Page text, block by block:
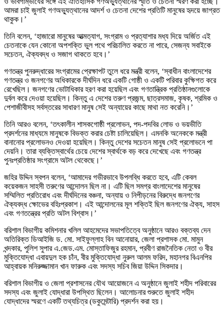
আমরা চাই জুলাই গণঅভ্যুত্থানের আদর্শ ও চেতনা দেশের প্রতিটি মানুষের হৃদয়ে জাগ্রত
থাকুক।’
তিনি বলেন, ‘হাজারো মানুষের আত্মত্যাগ, সংগ্রাম ও প্রত্যাশার মধ্য দিয়ে অর্জিত এই
চেতনাকে যেন কোনো অপশক্তি ভুল পথে পরিচালিত করতে না পারে, সেজন্য সবাইকে
সচেতন, ঐক্যবদ্ধ ও সজাগ থাকতে হবে।’
গণতন্ত্র পুনরুদ্ধারের সংগ্রামের প্রেক্ষাপট তুলে ধরে মন্ত্রী বলেন, ‘স্বাধীন বাংলাদেশের
গণতন্ত্র ও জনগণের অধিকারকে দীর্ঘদিন ধরে একটি গোষ্ঠী ও একটি পরিবার কুক্ষিগত করে
রেখেছিল। জনগণের ভোটাধিকার হরণ করা হয়েছিল এবং গণতান্ত্রিক প্রতিষ্ঠানগুলোকে
দুর্বল করে দেওয়া হয়েছিল। কিন্তু এ দেশের তরুণ প্রজন্ম, ছাত্রসমাজ, কৃষক, শ্রমিক ও
পেশাজীবীসহ সর্বস্তরের সাধারণ মানুষ সেই অন্যায়ের কাছে মাথা নত করেনি।’
তিনি আরও বলেন, ‘তৎকালীন শাসকগোষ্ঠী প্রলোভন, পদ-পদবির লোভ ও ভয়ভীতি
প্রদর্শনের মাধ্যমে মানুষকে বিভক্ত করার চেষ্টা চালিয়েছিল। এমনকি অনেককে মন্ত্রী
বানানোর প্রলোভনও দেওয়া হয়েছিল। কিন্তু দেশের সচেতন মানুষ সেই প্রলোভনে পা
দেয়নি। তারা ব্যক্তিস্বার্থের চেয়ে দেশের স্বার্থকে বড় করে দেখেছে এবং গণতন্ত্র
পুনঃপ্রতিষ্ঠার সংগ্রামে অটল থেকেছে।’
জহির উদ্দিন স্বপন বলেন, ‘আমাদের গভীরভাবে উপলব্ধি করতে হবে, এটি কেবল
কয়েকজন সাহসী তরুণের আন্দোলন ছিল না। এটি ছিল সমগ্র বাংলাদেশের মানুষের
সম্মিলিত প্রতিরোধ এবং দীর্ঘদিনের বঞ্চনা, অন্যায় ও নিপীড়নের বিরুদ্ধে জনগণের
ঐক্যবদ্ধ ক্ষোভের বহিঃপ্রকাশ। এই আন্দোলনের মূল শক্তিই ছিল জনগণের ঐক্য, সাহস
এবং গণতন্ত্রের প্রতি অটল বিশ্বাস।’
বরিশাল বিভাগীয় কমিশনার খলিল আহমেদের সভাপতিত্বে অনুষ্ঠানে আরও বক্তব্য দেন
অতিরিক্ত ডিআইজি ড. মো. সাইফুল্লাহ বিন আনোয়ার, জেলা প্রশাসক মো. মামুন
খন্দকার, পুলিশ সুপার এ.জেড.এম. মোস্তাফিজুর রহমান, প্রবীণ রাজনৈতিক নেতা ও বীর
মুক্তিযোদ্ধা এবায়দুল হক চাঁন, বীর মুক্তিযোদ্ধা নুরুল আলম ফরিদ, মহানগর বিএনপির
আহ্বায়ক মনিরুজ্জামান খান ফারুক এবং সদস্য সচিব জিয়া উদ্দিন সিকদার।
বরিশাল বিভাগীয় ও জেলা প্রশাসনের যৌথ আয়োজনে এ অনুষ্ঠানে জুলাই শহীদ পরিবারের
সদস্য এবং জুলাই যোদ্ধারা উপস্থিত ছিলেন। আলোচনার শুরুতে জুলাই শহীদ
যোদ্ধাদের স্মরণে একটি তথ্যচিত্র (ডকুমেন্টারি) প্রদর্শন করা হয়।